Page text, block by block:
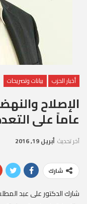
أخبار الحزب بيانات وتصريحات
عاماً على
آخر تحديث أبريل 19, 2016
شارك
شارك الدكتور على عبد